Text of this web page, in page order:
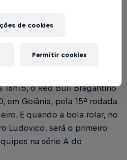
18h15, o Red Bull Bragantino
em Goiânia, pela 15ª rodada
E quando a bola rolar, no
Ludovico, será o primeiro
na série A do
de cookies
Permitir cookies